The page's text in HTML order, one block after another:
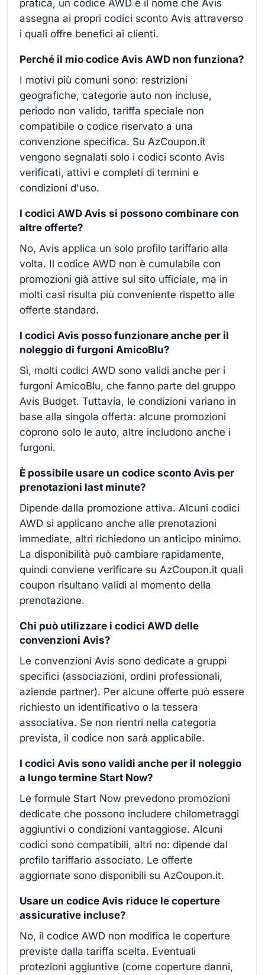
pratica, un codice AWD è il nome che Avis
assegna ai propri codici sconto Avis attraverso
i quali offre benefici ai clienti.
Perché il mio codice Avis AWD non funziona?
I motivi più comuni sono: restrizioni
geografiche, categorie auto non incluse,
periodo non valido, tariffa speciale non
compatibile o codice riservato a una
convenzione specifica. Su AzCoupon.it
vengono segnalati solo i codici sconto Avis
verificati, attivi e completi di termini e
condizioni d'uso.
I codici AWD Avis si possono combinare con
altre offerte?
No, Avis applica un solo profilo tariffario alla
volta. Il codice AWD non è cumulabile con
promozioni già attive sul sito ufficiale, ma in
molti casi risulta più conveniente rispetto alle
offerte standard.
I codici Avis posso funzionare anche per il
noleggio di furgoni AmicoBlu?
Sì, molti codici AWD sono validi anche per i
furgoni AmicoBlu, che fanno parte del gruppo
Avis Budget. Tuttavia, le condizioni variano in
base alla singola offerta: alcune promozioni
coprono solo le auto, altre includono anche i
furgoni.
È possibile usare un codice sconto Avis per
prenotazioni last minute?
Dipende dalla promozione attiva. Alcuni codici
AWD si applicano anche alle prenotazioni
immediate, altri richiedono un anticipo minimo.
La disponibilità può cambiare rapidamente,
quindi conviene verificare su AzCoupon.it quali
coupon risultano validi al momento della
prenotazione.
Chi può utilizzare i codici AWD delle
convenzioni Avis?
Le convenzioni Avis sono dedicate a gruppi
specifici (associazioni, ordini professionali,
aziende partner). Per alcune offerte può essere
richiesto un identificativo o la tessera
associativa. Se non rientri nella categoria
prevista, il codice non sarà applicabile.
I codici Avis sono validi anche per il noleggio
a lungo termine Start Now?
Le formule Start Now prevedono promozioni
dedicate che possono includere chilometraggi
aggiuntivi o condizioni vantaggiose. Alcuni
codici sono compatibili, altri no: dipende dal
profilo tariffario associato. Le offerte
aggiornate sono disponibili su AzCoupon.it.
Usare un codice Avis riduce le coperture
assicurative incluse?
No, il codice AWD non modifica le coperture
previste dalla tariffa scelta. Eventuali
protezioni aggiuntive (come coperture danni,